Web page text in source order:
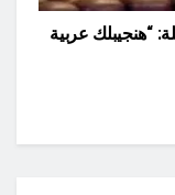
“هنجيبلك عربية